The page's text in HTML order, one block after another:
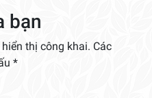
bạn
thị công khai. Các
*